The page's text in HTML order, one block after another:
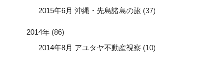
2015年6月 沖縄・先島諸島の旅 (37)
2014年 (86)
2014年8月 アユタヤ不動産視察 (10)